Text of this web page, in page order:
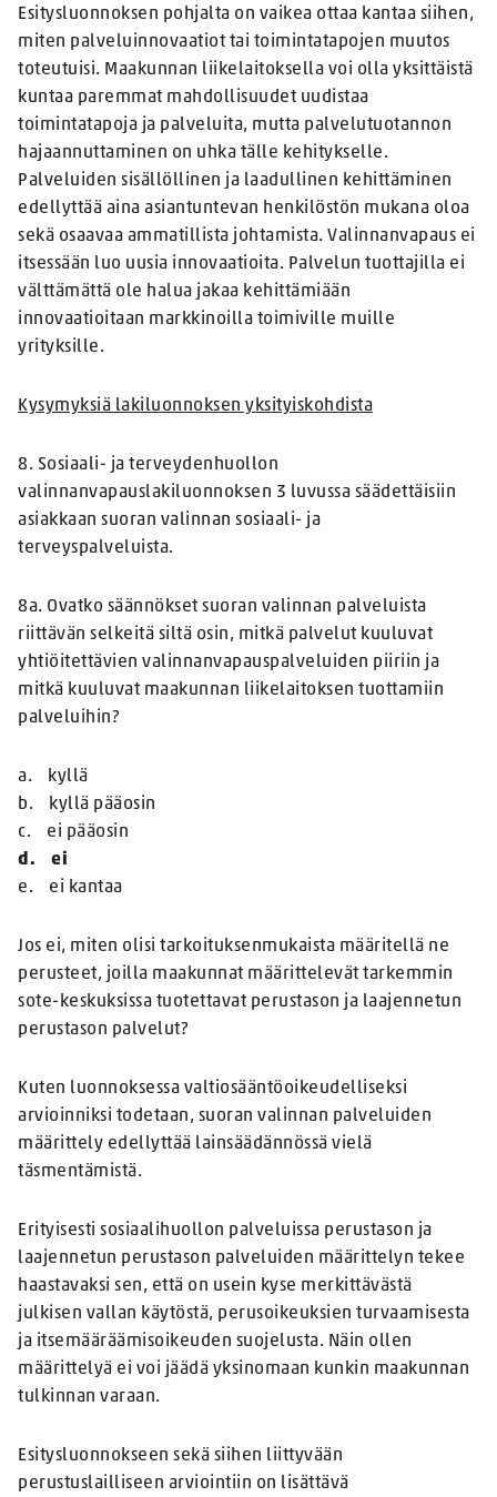
Esitysluonnoksen pohjalta on vaikea ottaa kantaa siihen,
miten palveluinnovaatiot tai toimintatapojen muutos
toteutuisi. Maakunnan liikelaitoksella voi olla yksittäistä
kuntaa paremmat mahdollisuudet uudistaa
toimintatapoja ja palveluita, mutta palvelutuotannon
hajaannuttaminen on uhka tälle kehitykselle.
Palveluiden sisällöllinen ja laadullinen kehittäminen
edellyttää aina asiantuntevan henkilöstön mukana oloa
sekä osaavaa ammatillista johtamista. Valinnanvapaus ei
itsessään luo uusia innovaatioita. Palvelun tuottajilla ei
välttämättä ole halua jakaa kehittämiään
innovaatioitaan markkinoilla toimiville muille
yrityksille.
Kysymyksiä lakiluonnoksen yksityiskohdista
8. Sosiaali- ja terveydenhuollon
valinnanvapauslakiluonnoksen 3 luvussa säädettäisiin
asiakkaan suoran valinnan sosiaali- ja
terveyspalveluista.
8a. Ovatko säännökset suoran valinnan palveluista
riittävän selkeitä siltä osin, mitkä palvelut kuuluvat
yhtiöitettävien valinnanvapauspalveluiden piiriin ja
mitkä kuuluvat maakunnan liikelaitoksen tuottamiin
palveluihin?
a. kyllä
b. kyllä pääosin
c. ei pääosin
d. ei
e. ei kantaa
Jos ei, miten olisi tarkoituksenmukaista määritellä ne
perusteet, joilla maakunnat määrittelevät tarkemmin
sote-keskuksissa tuotettavat perustason ja laajennetun
perustason palvelut?
Kuten luonnoksessa valtiosääntöoikeudelliseksi
arvioinniksi todetaan, suoran valinnan palveluiden
määrittely edellyttää lainsäädännössä vielä
täsmentämistä.
Erityisesti sosiaalihuollon palveluissa perustason ja
laajennetun perustason palveluiden määrittelyn tekee
haastavaksi sen, että on usein kyse merkittävästä
julkisen vallan käytöstä, perusoikeuksien turvaamisesta
ja itsemääräämisoikeuden suojelusta. Näin ollen
määrittelyä ei voi jäädä yksinomaan kunkin maakunnan
tulkinnan varaan.
Esitysluonnokseen sekä siihen liittyvään
perustuslailliseen arviointiin on lisättävä